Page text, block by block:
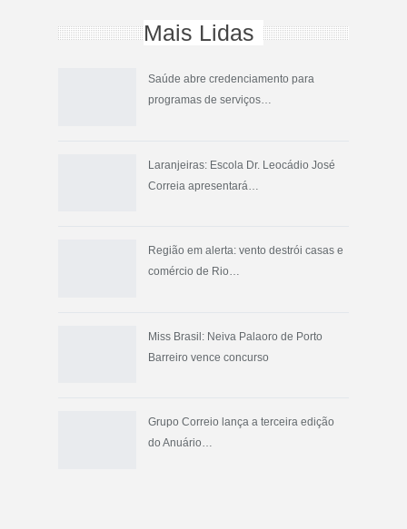
Mais Lidas
Saúde abre credenciamento para
programas de serviços…
Laranjeiras: Escola Dr. Leocádio José
Correia apresentará…
Região em alerta: vento destrói casas e
comércio de Rio…
Miss Brasil: Neiva Palaoro de Porto
Barreiro vence concurso
Grupo Correio lança a terceira edição
do Anuário…